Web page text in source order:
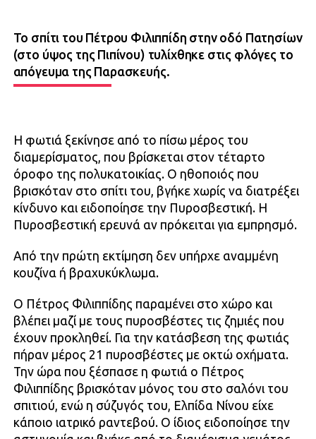
Το σπίτι του Πέτρου Φιλιππίδη στην οδό Πατησίων
(στο ύψος της Πιπίνου) τυλίχθηκε στις φλόγες το
απόγευμα της Παρασκευής.
Η φωτιά ξεκίνησε από το πίσω μέρος του
διαμερίσματος, που βρίσκεται στον τέταρτο
όροφο της πολυκατοικίας. Ο ηθοποιός που
βρισκόταν στο σπίτι του, βγήκε χωρίς να διατρέξει
κίνδυνο και ειδοποίησε την Πυροσβεστική. Η
Πυροσβεστική ερευνά αν πρόκειται για εμπρησμό.
Από την πρώτη εκτίμηση δεν υπήρχε αναμμένη
κουζίνα ή βραχυκύκλωμα.
Ο Πέτρος Φιλιππίδης παραμένει στο χώρο και
βλέπει μαζί με τους πυροσβέστες τις ζημιές που
έχουν προκληθεί. Για την κατάσβεση της φωτιάς
πήραν μέρος 21 πυροσβέστες με οκτώ οχήματα.
Την ώρα που ξέσπασε η φωτιά ο Πέτρος
Φιλιππίδης βρισκόταν μόνος του στο σαλόνι του
σπιτιού, ενώ η σύζυγός του, Ελπίδα Νίνου είχε
κάποιο ιατρικό ραντεβού. Ο ίδιος ειδοποίησε την